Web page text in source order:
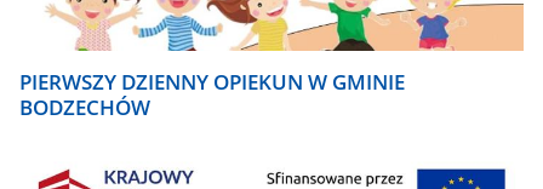
PIERWSZY DZIENNY OPIEKUN W GMINIE
BODZECHÓW